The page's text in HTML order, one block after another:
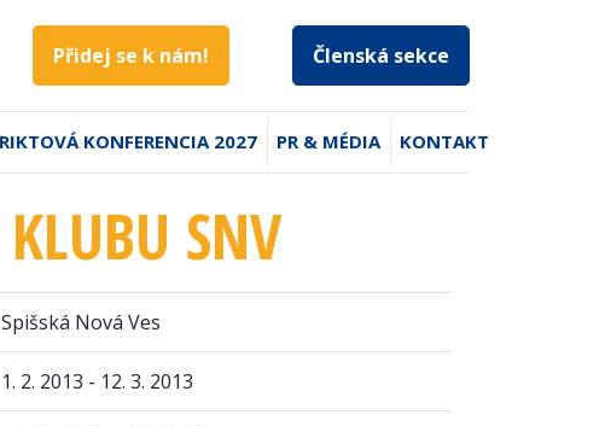
Přidej se k nám! Členská sekce
KONFERENCIA 2027 PR & MÉDIA KONTAKT
SNV
Spišská Nová Ves
1. 2. 2013 - 12. 3. 2013